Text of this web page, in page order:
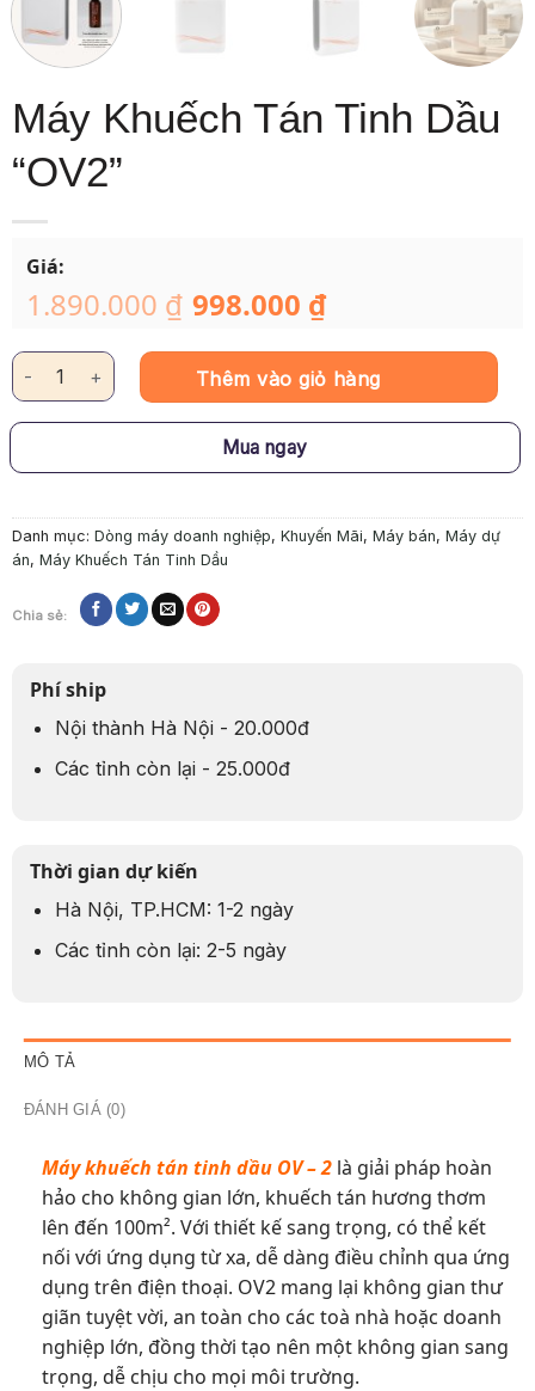
Máy Khuếch Tán Tinh Dầu
“OV2”
Giá:
1.890.000 ₫ Giá
gốc
1.890.000 ₫.
998.000 ₫
là:
998.000 ₫.
Máy Khuếch Tán Tinh Dầu "OV2" số lượng
Thêm vào giỏ hàng
Mua ngay
Danh mục: Dòng máy doanh nghiệp, Khuyến Mãi, Máy bán, Máy dự
án, Máy Khuếch Tán Tinh Dầu
Chia sẻ:
Phí ship
Nội thành Hà Nội - 20.000đ
Các tỉnh còn lại - 25.000đ
Thời gian dự kiến
Hà Nội, TP.HCM: 1-2 ngày
Các tỉnh còn lại: 2-5 ngày
MÔ TẢ
ĐÁNH GIÁ (0)
Máy khuếch tán tinh dầu OV – 2là giải pháp hoàn
hảo cho không gian lớn, khuếch tán hương thơm
lên đến 100m². Với thiết kế sang trọng, có thể kết
nối với ứng dụng từ xa, dễ dàng điều chỉnh qua ứng
dụng trên điện thoại. OV2 mang lại không gian thư
giãn tuyệt vời, an toàn cho các toà nhà hoặc doanh
nghiệp lớn, đồng thời tạo nên một không gian sang
trọng, dễ chịu cho mọi môi trường.